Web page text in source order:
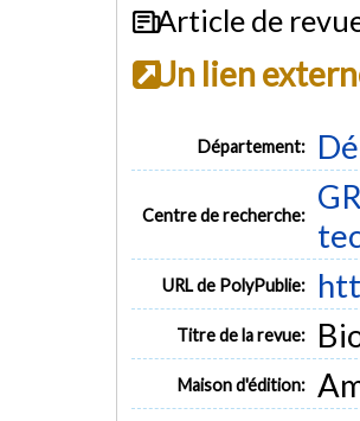
Article de
Un lien
Département:
Centre de recherche:
URL de PolyPublie:
Titre de la revue:
Maison d'édition: